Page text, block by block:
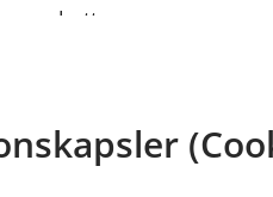
rabatten.
når du betaler minst